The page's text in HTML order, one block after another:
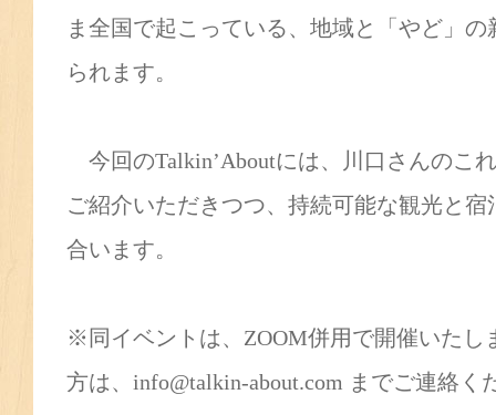
ま全国で起こっている、地域と「やど」
られます。
今回のTalkin’Aboutには、川口さんのこ
ご紹介いただきつつ、持続可能な観光と
合います。
※同イベントは、ZOOM併用で開催いたし
方は、info@talkin-about.com までご連絡く